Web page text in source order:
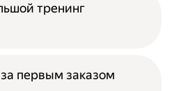
тренинг
первым заказом